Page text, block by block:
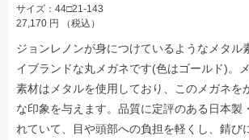
サイズ：44□21-143
27,170 円 （税込）
ジョンレノンが身につけているようなメタル
イブランドな丸メガネです(色はゴールド)。
素材はメタルを使用しており、このメガネを
な印象を与えます。品質に定評のある日本製
れていて、目や頭部への負担を軽くし、錆び